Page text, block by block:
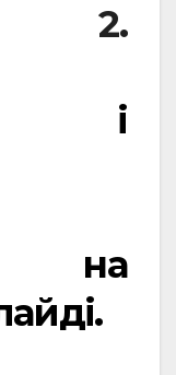
2.
і
на